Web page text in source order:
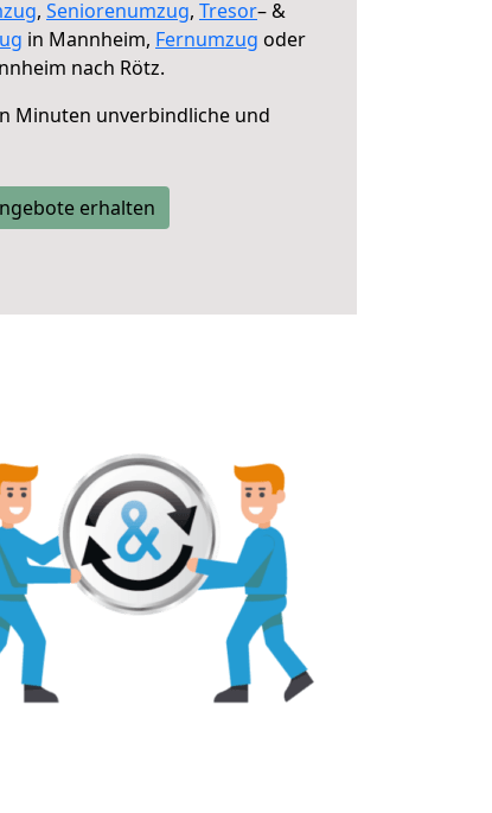
, Seniorenumzug, Tresor– &
in Mannheim, Fernumzug oder
nach Rötz.
Minuten unverbindliche und
erhalten